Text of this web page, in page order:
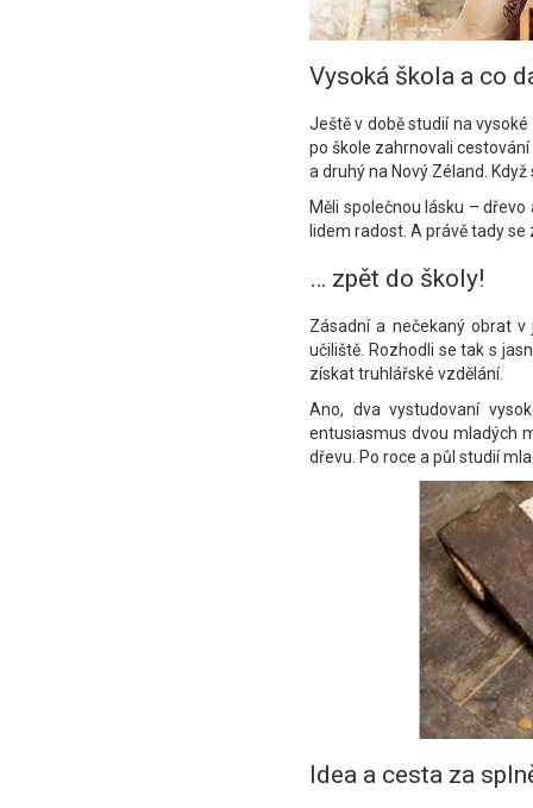
Vysoká škola a co
Ještě v době studií na
po škole zahrnovali
a druhý na Nový Zéland.
Měli společnou lásku –
lidem radost. A právě tady
… zpět do školy!
Zásadní a nečekaný obrat
učiliště. Rozhodli se tak s
získat truhlářské vzdělání.
Ano, dva vystudovaní
entusiasmus dvou mladých
dřevu. Po roce a půl studií
Idea a cesta za